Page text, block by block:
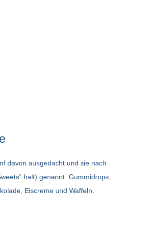
davon ausgedacht und sie nach
halt) genannt: Gummidrops,
Eiscreme und Waffeln.